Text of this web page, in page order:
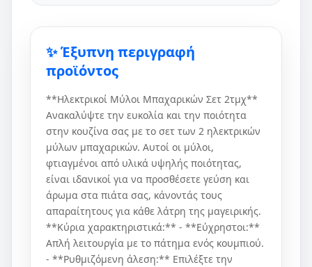
✨ Έξυπνη περιγραφή
προϊόντος
**Ηλεκτρικοί Μύλοι Μπαχαρικών Σετ 2τμχ**
Ανακαλύψτε την ευκολία και την ποιότητα
στην κουζίνα σας με το σετ των 2 ηλεκτρικών
μύλων μπαχαρικών. Αυτοί οι μύλοι,
φτιαγμένοι από υλικά υψηλής ποιότητας,
είναι ιδανικοί για να προσθέσετε γεύση και
άρωμα στα πιάτα σας, κάνοντάς τους
απαραίτητους για κάθε λάτρη της μαγειρικής.
**Κύρια χαρακτηριστικά:** - **Εύχρηστοι:**
Απλή λειτουργία με το πάτημα ενός κουμπιού.
- **Ρυθμιζόμενη άλεση:** Επιλέξτε την